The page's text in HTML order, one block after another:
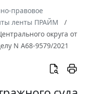
правовое
ленты ПРАЙМ
округа от
N А68-9579/2021